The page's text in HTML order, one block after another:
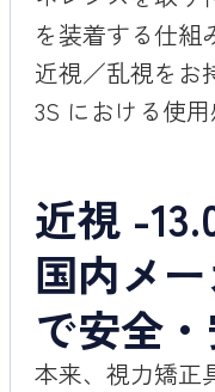
を装着する仕組
近視／乱視をお
3S における使
近視 -
国内メ
で安全
本来、視力矯正